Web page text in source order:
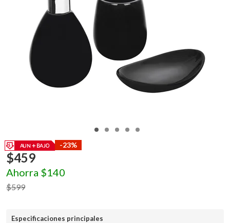
-23%
$459
Ahorra $140
$599
Especificaciones principales